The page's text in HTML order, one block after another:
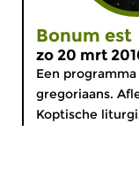
Bonum est
zo 20 mrt
Een
gregoriaans.
Koptische